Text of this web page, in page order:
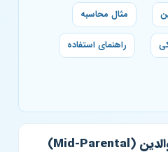
مثال محاسبه
راهنمای استفاده
فرمول میانگین قدی والدین (Mid-Parental)